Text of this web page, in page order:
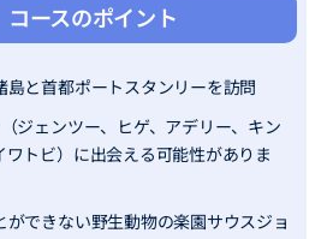
コースのポイント
島と首都ポートスタンリーを訪問
ジェンツー、ヒゲ、アデリー、キン
ワトビ）に出会える可能性がありま
ができない野生動物の楽園サウスジョ